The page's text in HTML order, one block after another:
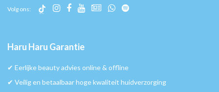
Volg ons:
Haru Haru Garantie
✔︎ Eerlijke beauty advies online & offline
✔︎ Veilig en betaalbaar hoge kwaliteit huidverzorging